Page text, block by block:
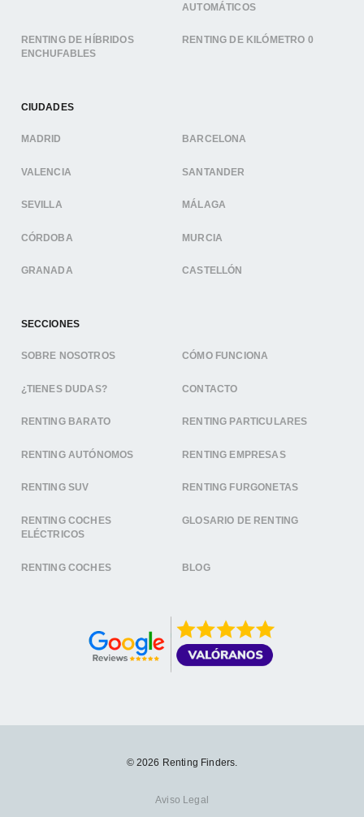
AUTOMÁTICOS
RENTING DE HÍBRIDOS
ENCHUFABLES
RENTING DE KILÓMETRO 0
CIUDADES
MADRID BARCELONA
VALENCIA SANTANDER
SEVILLA MÁLAGA
CÓRDOBA MURCIA
GRANADA CASTELLÓN
SECCIONES
SOBRE NOSOTROS CÓMO FUNCIONA
¿TIENES DUDAS? CONTACTO
RENTING BARATO RENTING PARTICULARES
RENTING AUTÓNOMOS RENTING EMPRESAS
RENTING SUV RENTING FURGONETAS
RENTING COCHES
ELÉCTRICOS
GLOSARIO DE RENTING
RENTING COCHES BLOG
© 2026 Renting Finders.
Aviso Legal